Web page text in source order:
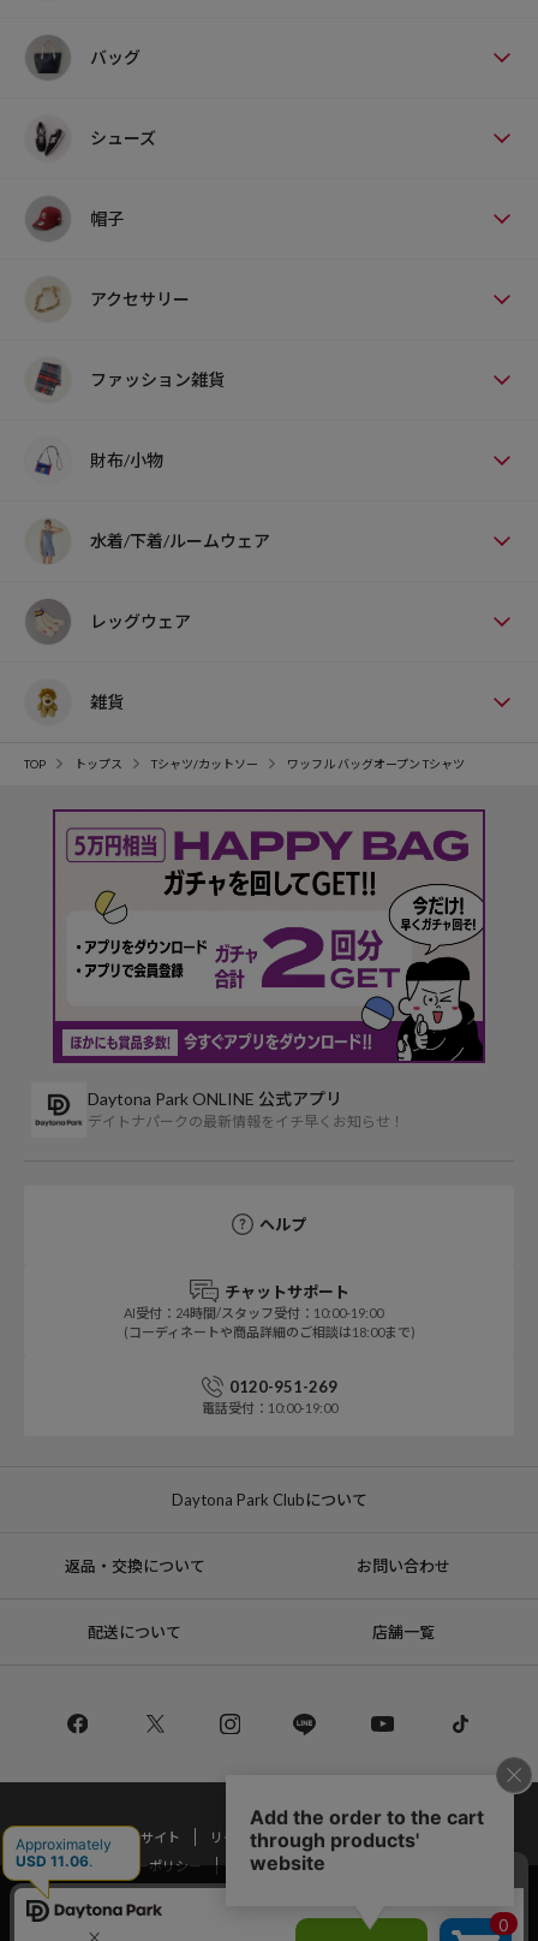
バッグ
シューズ
帽子
アクセサリー
ファッション雑貨
財布/小物
水着/下着/ルームウェア
レッグウェア
雑貨
TOP トップス Tシャツ/カットソー ワッフル バッグオープン Tシャツ
Daytona Park ONLINE 公式アプリ
デイトナパークの最新情報をイチ早くお知らせ！
ヘルプ
チャットサポート
AI受付：24時間/スタッフ受付：10:00-19:00
(コーディネートや商品詳細のご相談は18:00まで)
0120-951-269
電話受付：10:00-19:00
Daytona Park Clubについて
返品・交換について お問い合わせ
配送について 店舗一覧
コーポレートサイト リクルート
サステナブルマークについて
プライバシーポリシー
特定商取引法・古物営業法に基づく表記
Copyright © DAYTONA INTERNATIONAL Co.,Ltd All Rights Reserved.
当サイトでは利用体験の向上およびコンテンツの最適な提供、トラフィック
の分析を目的としてCookieを使用しています。